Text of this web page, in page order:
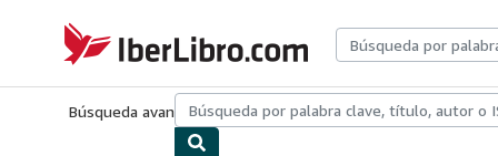
IberLibro.com
Búsqueda avanzadaColecciones Libros antiguosArte y